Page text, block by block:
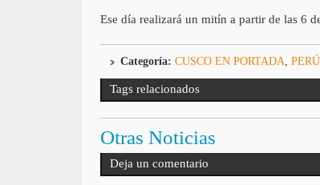
Ese día realizará un mitín a partir de las 6
Categoría: CUSCO EN PORTADA PERÚ,
Tags relacionados
Otras Noticias
Deja un comentario